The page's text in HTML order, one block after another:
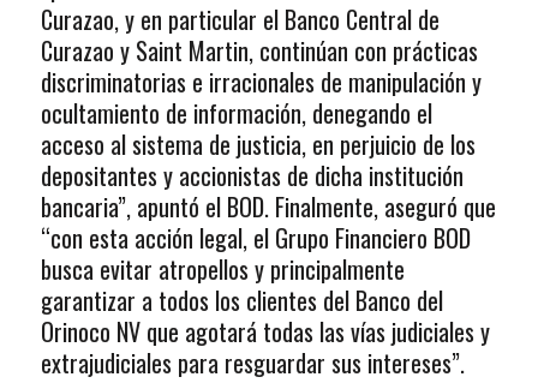
Curazao, y en particular el Banco Central de
Curazao y Saint Martin, continúan con prácticas
discriminatorias e irracionales de manipulación y
ocultamiento de información, denegando el
acceso al sistema de justicia, en perjuicio de los
depositantes y accionistas de dicha institución
bancaria”, apuntó el BOD. Finalmente, aseguró que
“con esta acción legal, el Grupo Financiero BOD
busca evitar atropellos y principalmente
garantizar a todos los clientes del Banco del
Orinoco NV que agotará todas las vías judiciales y
extrajudiciales para resguardar sus intereses”.